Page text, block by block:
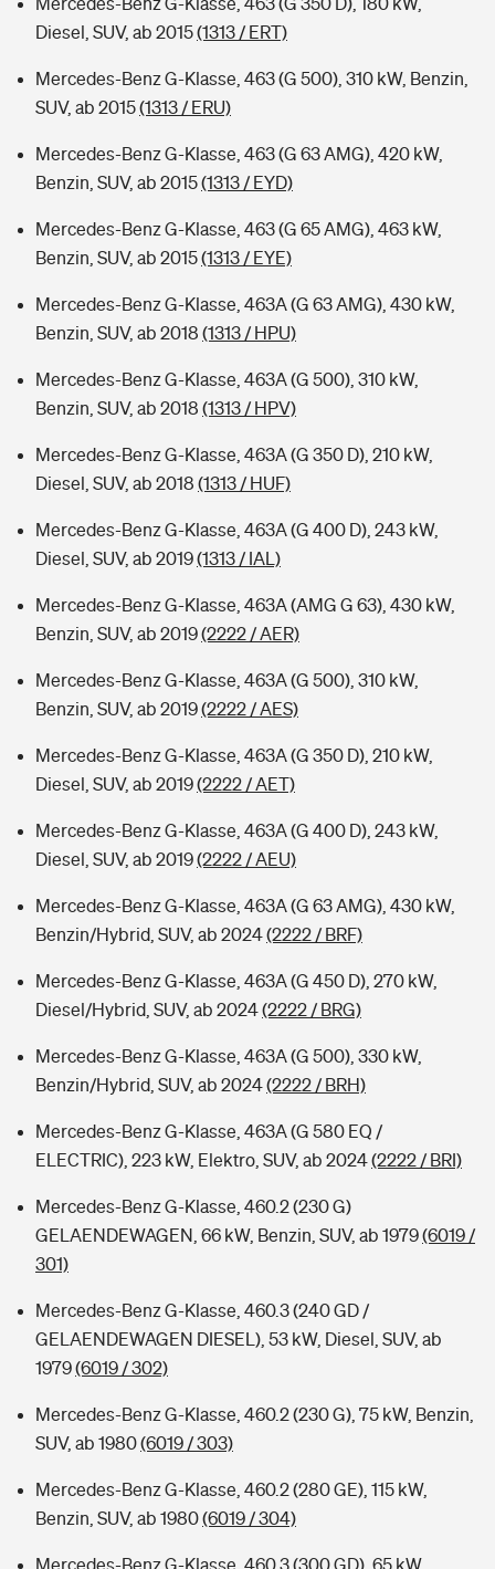
Diesel, SUV, ab 2015(1313 / ERT)
Mercedes-Benz G-Klasse, 463 (G 500), 310 kW, Benzin,
SUV, ab 2015(1313 / ERU)
Mercedes-Benz G-Klasse, 463 (G 63 AMG), 420 kW,
Benzin, SUV, ab 2015(1313 / EYD)
Mercedes-Benz G-Klasse, 463 (G 65 AMG), 463 kW,
Benzin, SUV, ab 2015(1313 / EYE)
Mercedes-Benz G-Klasse, 463A (G 63 AMG), 430 kW,
Benzin, SUV, ab 2018 (1313 / HPU)
Mercedes-Benz G-Klasse, 463A (G 500), 310 kW,
Benzin, SUV, ab 2018 (1313 / HPV)
Mercedes-Benz G-Klasse, 463A (G 350 D), 210 kW,
Diesel, SUV, ab 2018 (1313 / HUF)
Mercedes-Benz G-Klasse, 463A (G 400 D), 243 kW,
Diesel, SUV, ab 2019(1313 / IAL)
Mercedes-Benz G-Klasse, 463A (AMG G 63), 430 kW,
Benzin, SUV, ab 2019(2222 / AER)
Mercedes-Benz G-Klasse, 463A (G 500), 310 kW,
Benzin, SUV, ab 2019(2222 / AES)
Mercedes-Benz G-Klasse, 463A (G 350 D), 210 kW,
Diesel, SUV, ab 2019(2222 / AET)
Mercedes-Benz G-Klasse, 463A (G 400 D), 243 kW,
Diesel, SUV, ab 2019(2222 / AEU)
Mercedes-Benz G-Klasse, 463A (G 63 AMG), 430 kW,
Benzin/Hybrid, SUV, ab 2024(2222 / BRF)
Mercedes-Benz G-Klasse, 463A (G 450 D), 270 kW,
Diesel/Hybrid, SUV, ab 2024(2222 / BRG)
Mercedes-Benz G-Klasse, 463A (G 500), 330 kW,
Benzin/Hybrid, SUV, ab 2024(2222 / BRH)
Mercedes-Benz G-Klasse, 463A (G 580 EQ /
ELECTRIC), 223 kW, Elektro, SUV, ab 2024(2222 / BRI)
Mercedes-Benz G-Klasse, 460.2 (230 G)
GELAENDEWAGEN, 66 kW, Benzin, SUV, ab 1979(6019 /
301)
Mercedes-Benz G-Klasse, 460.3 (240 GD /
GELAENDEWAGEN DIESEL), 53 kW, Diesel, SUV, ab
1979(6019 / 302)
Mercedes-Benz G-Klasse, 460.2 (230 G), 75 kW, Benzin,
SUV, ab 1980(6019 / 303)
Mercedes-Benz G-Klasse, 460.2 (280 GE), 115 kW,
Benzin, SUV, ab 1980(6019 / 304)
Mercedes-Benz G-Klasse, 460.3 (300 GD), 65 kW,